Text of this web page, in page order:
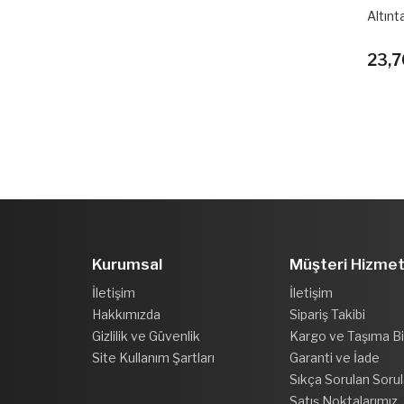
Kurumsal
İletişim
Hakkımızda
Gizlilik ve Güvenlik
Site Kullanım Şartları
Müşteri
İletişim
Sipariş Takibi
Kargo ve Taşıma
Garanti ve İade
Sıkça Sorulan